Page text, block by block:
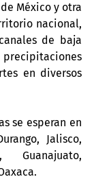
México y otra
nacional,
de baja
en diversos
se esperan en
Jalisco,
Guanajuato,